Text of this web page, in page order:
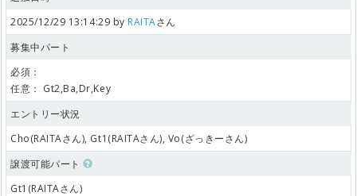
2025/12/29 13:14:29 by RAITAさん
募集中パート
必須：
任意： Gt2,Ba,Dr,Key
エントリー状況
Cho(RAITAさん), Gt1(RAITAさん), Vo(ざっきーさん)
譲渡可能パート
Gt1(RAITAさん)